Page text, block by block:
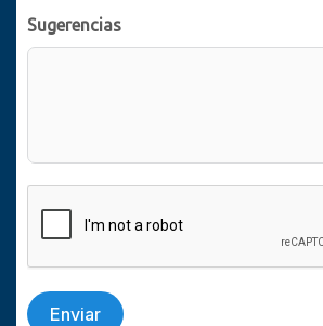
Sugerencias
Enviar